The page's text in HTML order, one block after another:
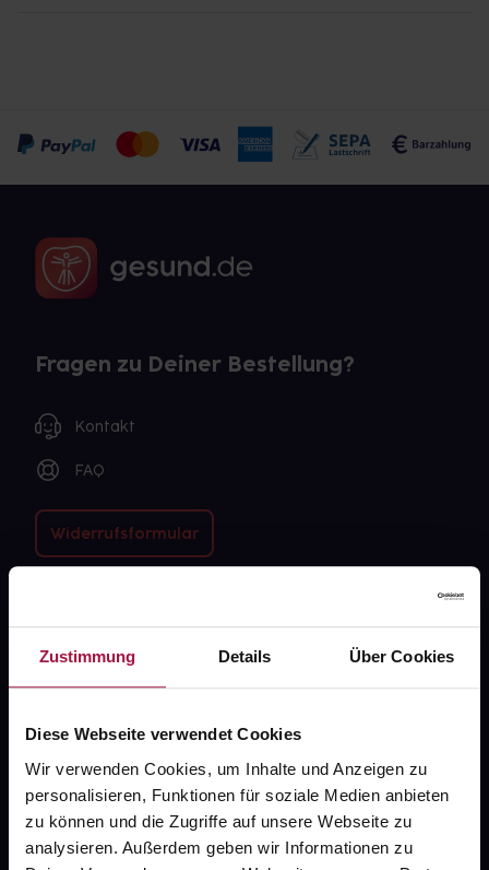
Zustimmung Details Über Cookies
Diese Webseite verwendet Cookies
Wir verwenden Cookies, um Inhalte und Anzeigen zu
personalisieren, Funktionen für soziale Medien anbieten
zu können und die Zugriffe auf unsere Webseite zu
analysieren. Außerdem geben wir Informationen zu
Fragen zu Deiner Bestellung?
Kontakt
FAQ
Widerrufsformular
gesund.de
Über uns
Newsletter
Barrierefreiheitserklärung
PAYBACK